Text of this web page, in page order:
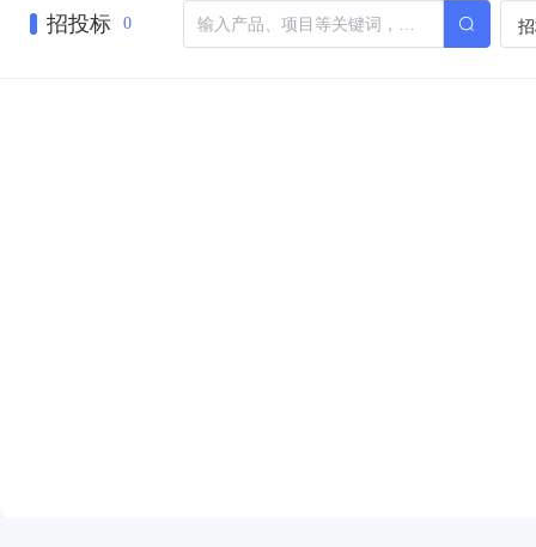
招投标 0